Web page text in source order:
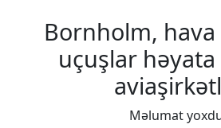
Bornholm, hava
uçuşlar
Məlumat